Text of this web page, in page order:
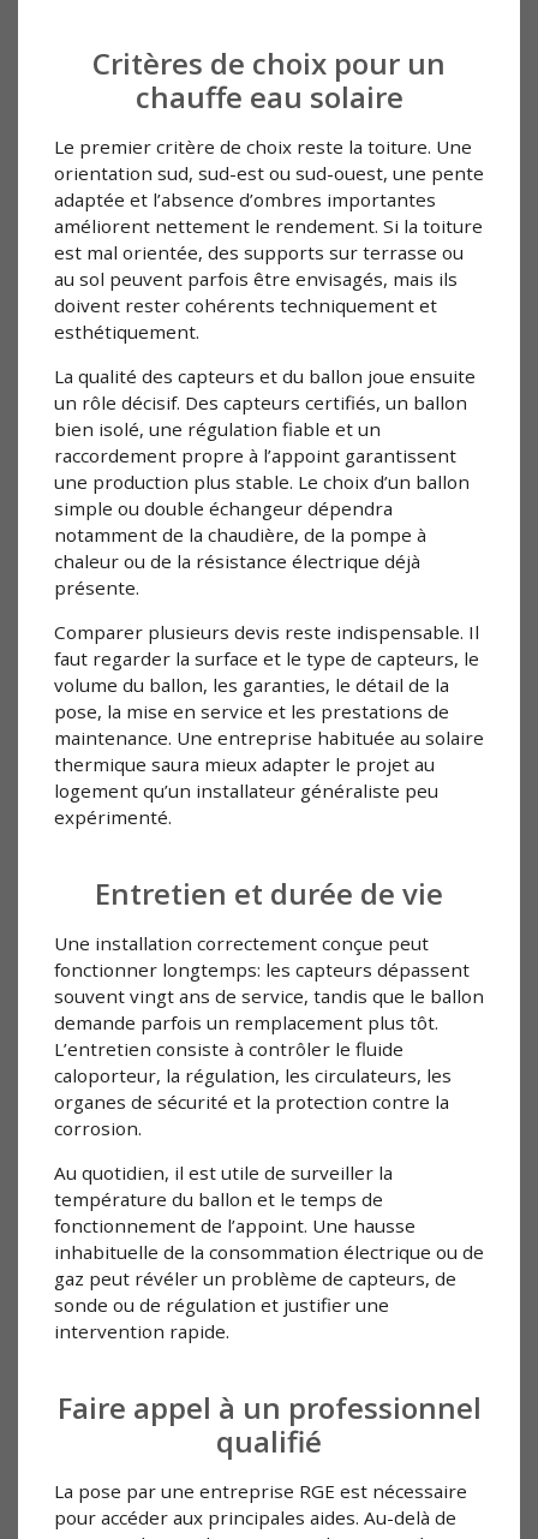
Critères de choix pour un
chauffe eau solaire
Le premier critère de choix reste la toiture. Une
orientation sud, sud-est ou sud-ouest, une pente
adaptée et l’absence d’ombres importantes
améliorent nettement le rendement. Si la toiture
est mal orientée, des supports sur terrasse ou
au sol peuvent parfois être envisagés, mais ils
doivent rester cohérents techniquement et
esthétiquement.
La qualité des capteurs et du ballon joue ensuite
un rôle décisif. Des capteurs certifiés, un ballon
bien isolé, une régulation fiable et un
raccordement propre à l’appoint garantissent
une production plus stable. Le choix d’un ballon
simple ou double échangeur dépendra
notamment de la chaudière, de la pompe à
chaleur ou de la résistance électrique déjà
présente.
Comparer plusieurs devis reste indispensable. Il
faut regarder la surface et le type de capteurs, le
volume du ballon, les garanties, le détail de la
pose, la mise en service et les prestations de
maintenance. Une entreprise habituée au solaire
thermique saura mieux adapter le projet au
logement qu’un installateur généraliste peu
expérimenté.
Entretien et durée de vie
Une installation correctement conçue peut
fonctionner longtemps: les capteurs dépassent
souvent vingt ans de service, tandis que le ballon
demande parfois un remplacement plus tôt.
L’entretien consiste à contrôler le fluide
caloporteur, la régulation, les circulateurs, les
organes de sécurité et la protection contre la
corrosion.
Au quotidien, il est utile de surveiller la
température du ballon et le temps de
fonctionnement de l’appoint. Une hausse
inhabituelle de la consommation électrique ou de
gaz peut révéler un problème de capteurs, de
sonde ou de régulation et justifier une
intervention rapide.
Faire appel à un professionnel
qualifié
La pose par une entreprise RGE est nécessaire
pour accéder aux principales aides. Au-delà de